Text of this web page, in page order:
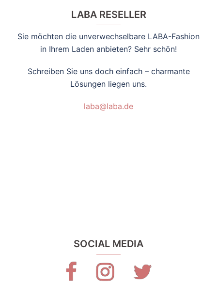
LABA RESELLER
Sie möchten die unverwechselbare LABA-Fashion
in Ihrem Laden anbieten? Sehr schön!
Schreiben Sie uns doch einfach – charmante
Lösungen liegen uns.
laba@laba.de
SOCIAL MEDIA
FacebookInstagram X